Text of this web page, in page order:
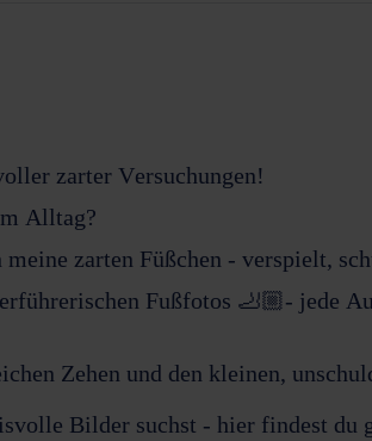
zarter Versuchungen!
Alltag?
zarten Füßchen - verspielt,
Fußfotos 🦶🏼- jede
Zehen und den kleinen,
Bilder suchst - hier findest du